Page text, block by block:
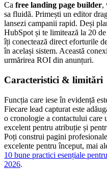
Ca free landing page builder,
sa fluidă. Primești un editor
lansezi campanii rapid. Deși
HubSpot și te limitează la 20
îți conectează direct eforturile
în același sistem. Această
urmărirea ROI din anunțuri.
Caracteristici & limitări
Funcția care iese în evidență
Fiecare lead capturat este
o cronologie a contactului care
excelent pentru atribuție și
Poți construi pagini
excelente pentru început, mai
10 bune practici esențiale
2026.